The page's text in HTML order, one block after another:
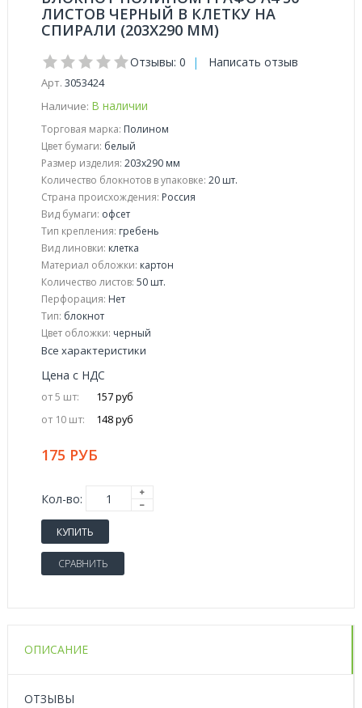
ЛИСТОВ ЧЕРНЫЙ В КЛЕТКУ НА
СПИРАЛИ (203Х290 ММ)
Отзывы: 0 | Написать отзыв
Арт. 3053424
Наличие: В наличии
Торговая марка: Полином
Цвет бумаги: белый
Размер изделия: 203x290 мм
Количество блокнотов в упаковке: 20 шт.
Страна происхождения: Россия
Вид бумаги: офсeт
Тип крепления: гребень
Вид линовки: клетка
Материал обложки: картон
Количество листов: 50 шт.
Перфорация: Нет
Тип: блокнот
Цвет обложки: черный
Все характеристики
Цена с НДС
от 5 шт:
157 руб
от 10 шт:
148 руб
175 РУБ
Кол-во:
КУПИТЬ
СРАВНИТЬ
ОПИСАНИЕ
ОТЗЫВЫ